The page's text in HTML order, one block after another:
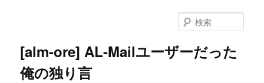
ン
[alm-ore] AL-Mailユーザーだった
俺の独り言
索